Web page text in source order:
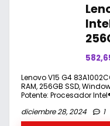
Lenovo V15 G4
RAM, 256GB SSD,
Potente: Procesador
diciembre 28, 2024
1